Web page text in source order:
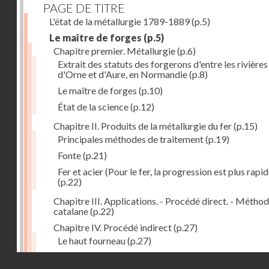
PAGE DE TITRE
L'état de la métallurgie 1789-1889(p.5)
Le maître de forges (p.5)
Chapitre premier. Métallurgie(p.6)
Extrait des statuts des forgerons d'entre les rivières
d'Orne et d'Aure, en Normandie(p.8)
Le maître de forges (p.10)
État de la science(p.12)
Chapitre II. Produits de la métallurgie du fer(p.15)
Principales méthodes de traitement(p.19)
Fonte(p.21)
Fer et acier (Pour le fer, la progression est plus
(p.22)
Chapitre III. Applications. - Procédé direct. -
catalane(p.22)
Chapitre IV. Procédé indirect(p.27)
Le haut fourneau(p.27)